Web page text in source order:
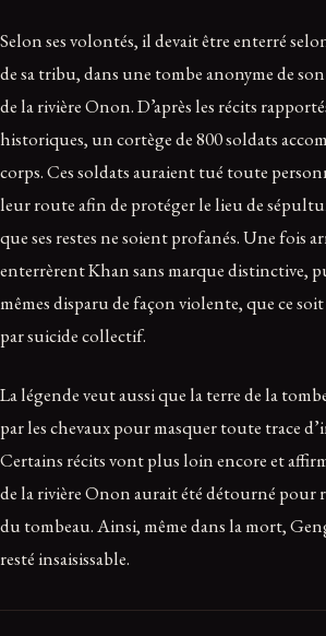
Selon ses volontés, il devait être enterré
de sa tribu, dans une tombe anonyme de
de la rivière Onon. D’après les récits
historiques, un cortège de 800 soldats
corps. Ces soldats auraient tué toute
leur route afin de protéger le lieu de
que ses restes ne soient profanés. Une fois
enterrèrent Khan sans marque distinctive,
mêmes disparu de façon violente, que ce
par suicide collectif.
La légende veut aussi que la terre de la
par les chevaux pour masquer toute trace
Certains récits vont plus loin encore et
de la rivière Onon aurait été détourné pour
du tombeau. Ainsi, même dans la mort,
resté insaisissable.